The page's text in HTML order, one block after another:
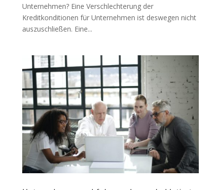
Unternehmen? Eine Verschlechterung der
Kreditkonditionen für Unternehmen ist deswegen nicht
auszuschließen. Eine...